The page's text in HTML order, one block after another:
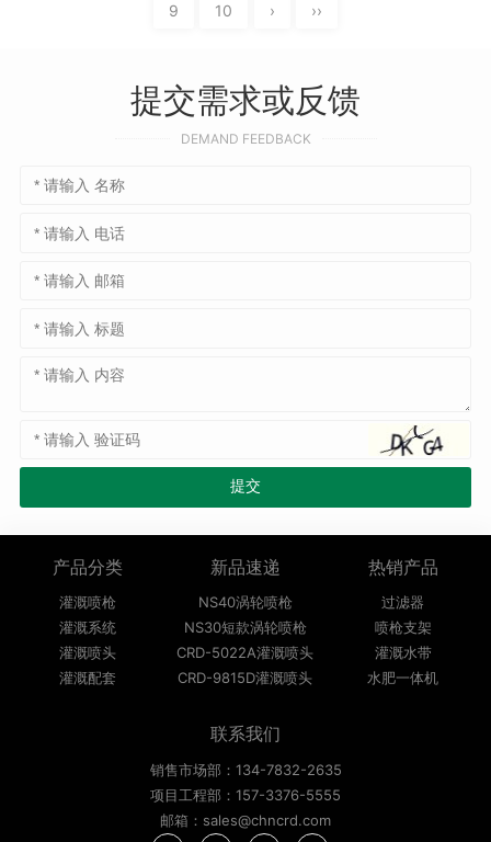
9 10 › ››
提交需求或反馈
DEMAND FEEDBACK
产品分类
灌溉喷枪
灌溉系统
灌溉喷头
灌溉配套
新品速递
NS40涡轮喷枪
NS30短款涡轮喷枪
CRD-5022A灌溉喷头
CRD-9815D灌溉喷头
热销产品
过滤器
喷枪支架
灌溉水带
水肥一体机
联系我们
销售市场部：134-7832-2635
项目工程部：157-3376-5555
邮箱：sales@chncrd.com